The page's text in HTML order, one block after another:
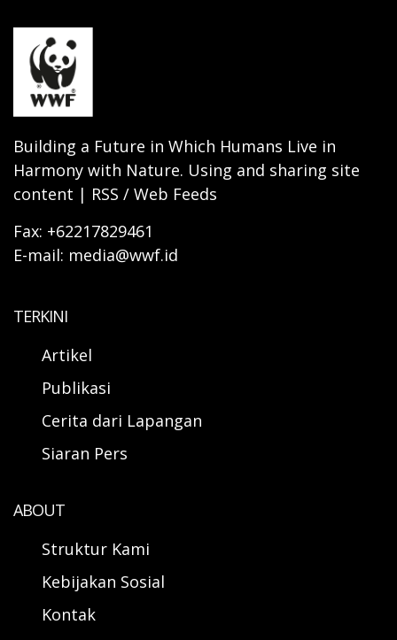
Building a Future in Which Humans Live in
Harmony with Nature. Using and sharing site
content | RSS / Web Feeds
Fax: +62217829461
E-mail: media@wwf.id
TERKINI
Artikel
Publikasi
Cerita dari Lapangan
Siaran Pers
ABOUT
Struktur Kami
Kebijakan Sosial
Kontak